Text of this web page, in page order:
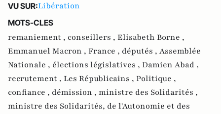
VU SUR:Libération
MOTS-CLES
remaniement , conseillers , Elisabeth Borne ,
Emmanuel Macron , France , députés , Assemblée
Nationale , élections législatives , Damien Abad ,
recrutement , Les Républicains , Politique ,
confiance , démission , ministre des Solidarités ,
ministre des Solidarités, de l'Autonomie et des